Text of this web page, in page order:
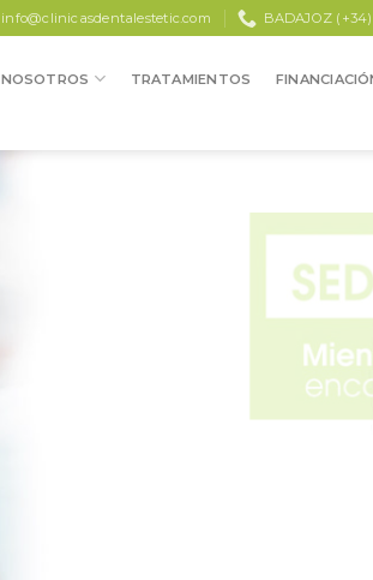
info@clinicasdentalestetic.com BADAJOZ (+34)
NOSOTROS TRATAMIENTOS